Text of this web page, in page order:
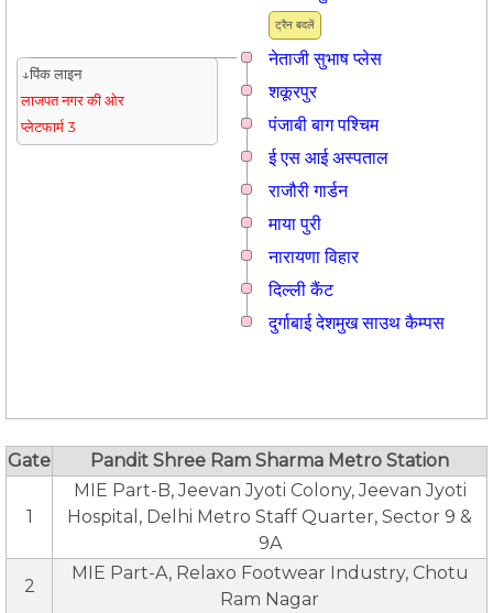
ट्रैन बदलें
नेताजी सुभाष प्लेस
↓पिंक लाइन
लाजपत नगर की ओर
प्लेटफार्म 3
शकूरपुर
पंजाबी बाग पश्चिम
ई एस आई अस्पताल
राजौरी गार्डन
माया पुरी
नारायणा विहार
दिल्ली कैंट
दुर्गाबाई देशमुख साउथ कैम्पस
Gate Pandit Shree Ram Sharma Metro Station
1
MIE Part-B, Jeevan Jyoti Colony, Jeevan Jyoti
Hospital, Delhi Metro Staff Quarter, Sector 9 &
9A
2
MIE Part-A, Relaxo Footwear Industry, Chotu
Ram Nagar